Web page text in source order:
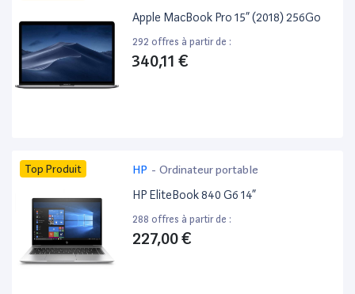
Apple MacBook Pro 15” (2018) 256Go
292 offres à partir de :
340,11 €
Top Produit HP - Ordinateur portable
HP EliteBook 840 G6 14”
288 offres à partir de :
227,00 €